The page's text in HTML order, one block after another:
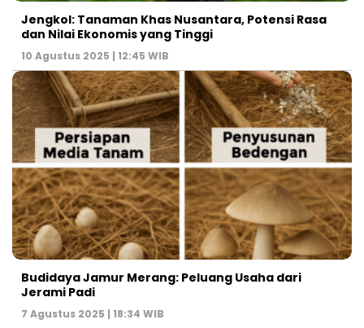
Jengkol: Tanaman Khas Nusantara, Potensi Rasa
dan Nilai Ekonomis yang Tinggi
10 Agustus 2025 | 12:45 WIB
Budidaya Jamur Merang: Peluang Usaha dari
Jerami Padi
7 Agustus 2025 | 18:34 WIB